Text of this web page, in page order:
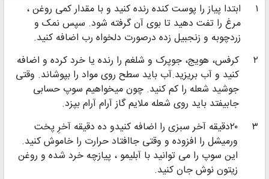
۱
ابتدا پیاز را پوست کنده رنده کنید و با مقدار کمی روغن ،
مرغ را تفت دهید تا بوی آن گرفته شود. سپس نمک و
زردچوبه و زنجبیل زده درصورت دلخواه رب اضافه کنید.
۲
کرفس، هویج، جوپرک و شلغم را رنده یا خرد کرده و اضافه
کنید و آب بریزید.آب باید سطح روی مواد را بپوشاند. وقتی
جوشید شعله را کم کنید. چون میخواهیم سوپ حسابی
جابیفتد باید روی شعله ملایم گاز آرام آرام بپزد.
۳
۲۰دقیقه آخر سبزی را اضافه کنیدو ده دقیقه آخرِ پخت
ورمیشل را افزوده و وقتی جاافتاد حرارت را خاموش کنید.
این سوپ را می توانید با آبلیمو ، پیازچه خرد شده و روغن
زیتون نوش جان کنید.